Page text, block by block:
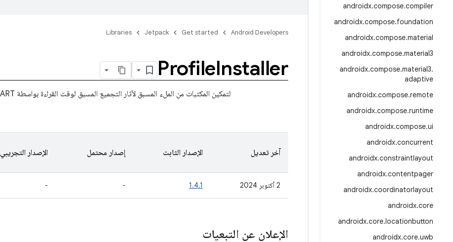
androidx.compose.compiler
androidx.compose.foundation
androidx.compose.material
androidx.compose.material3
androidx.compose.material3.
adaptive
androidx.compose.remote
androidx.compose.runtime
androidx.compose.ui
androidx.concurrent
androidx.constraintlayout
androidx.contentpager
androidx.coordinatorlayout
androidx.core
androidx.core.locationbutton
androidx.core.uwb
Android Developers
Get started
Jetpack
Libraries
ProfileInstaller
لتمكين المكتبات من الملء المسبق لآثار التجميع المسبق لوقت القراءة بواسطة ART.
آخر تعديل الإصدار الثابت إصدار محتمل الإصدار التجريبي
2 أكتوبر 2024 1.4.1
-
-
الإعلان عن التبعيات